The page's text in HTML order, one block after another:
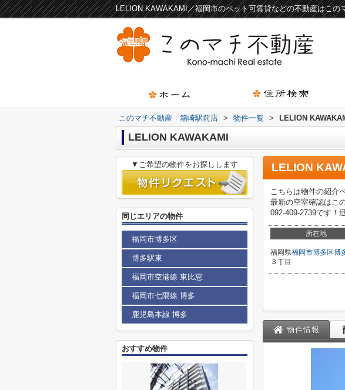
LELION KAWAKAMI／福岡市のペット可賃貸などの不動産はこ
このマチ不動産 箱崎駅前店 > 物件一覧 > LELION
LELION KAWAKAMI
LELION
こちらは物件の紹介
最新の空室確認はこ
092-409-2739です！
所在地
福岡県福岡市博多区博
３丁目
物件情報
▼ご希望の物件をお探しします
同じエリアの物件
福岡市博多区
博多駅東
福岡市空港線 東比恵
福岡市七隈線 博多
鹿児島本線 博多
おすすめ物件